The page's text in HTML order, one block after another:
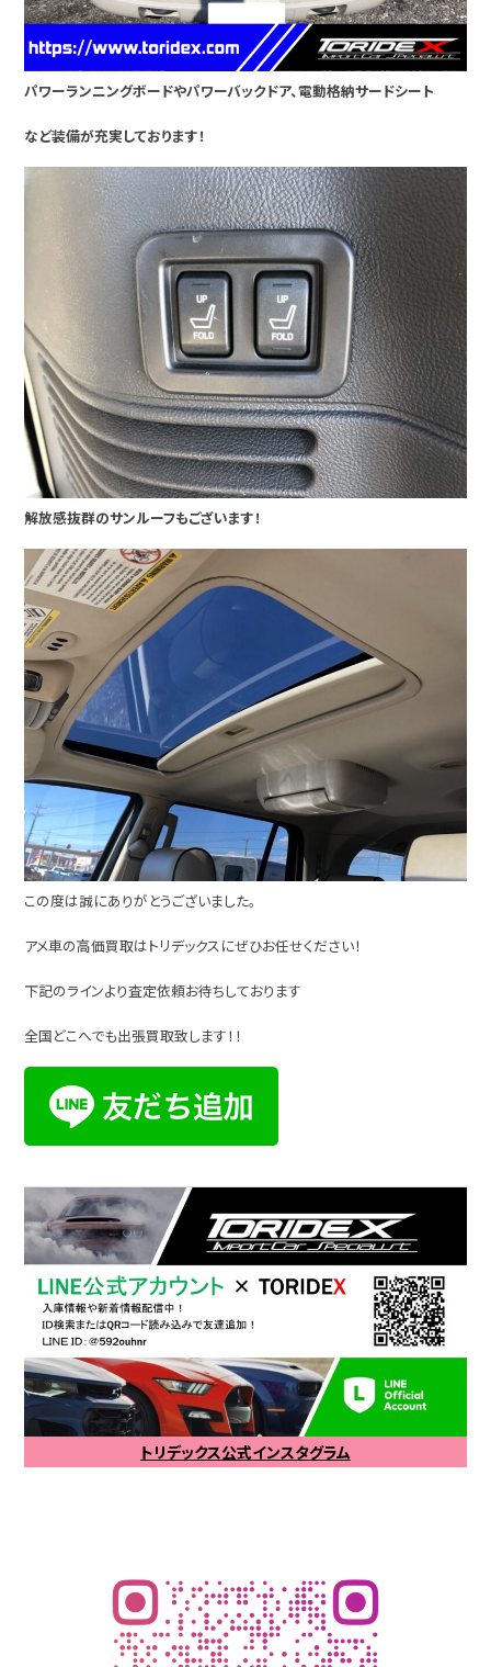
パワーランニングボードやパワーバックドア、電動格納サードシート
など装備が充実しております！
解放感抜群のサンルーフもございます！
この度は誠にありがとうございました。
アメ車の高価買取はトリデックスにぜひお任せください！
下記のラインより査定依頼お待ちしております
全国どこへでも出張買取致します！！
トリデックス公式インスタグラム